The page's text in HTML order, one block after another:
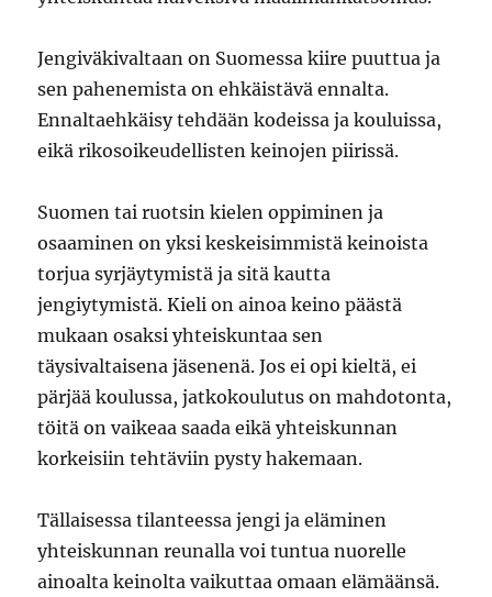
Jengiväkivaltaan on Suomessa kiire puuttua ja
sen pahenemista on ehkäistävä ennalta.
Ennaltaehkäisy tehdään kodeissa ja kouluissa,
eikä rikosoikeudellisten keinojen piirissä.
Suomen tai ruotsin kielen oppiminen ja
osaaminen on yksi keskeisimmistä keinoista
torjua syrjäytymistä ja sitä kautta
jengiytymistä. Kieli on ainoa keino päästä
mukaan osaksi yhteiskuntaa sen
täysivaltaisena jäsenenä. Jos ei opi kieltä, ei
pärjää koulussa, jatkokoulutus on mahdotonta,
töitä on vaikeaa saada eikä yhteiskunnan
korkeisiin tehtäviin pysty hakemaan.
Tällaisessa tilanteessa jengi ja eläminen
yhteiskunnan reunalla voi tuntua nuorelle
ainoalta keinolta vaikuttaa omaan elämäänsä.